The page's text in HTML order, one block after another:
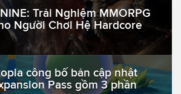
Trải Nghiệm MMORPG
Người Chơi Hệ Hardcore
công bố bản cập nhật
Pass gồm 3 phần